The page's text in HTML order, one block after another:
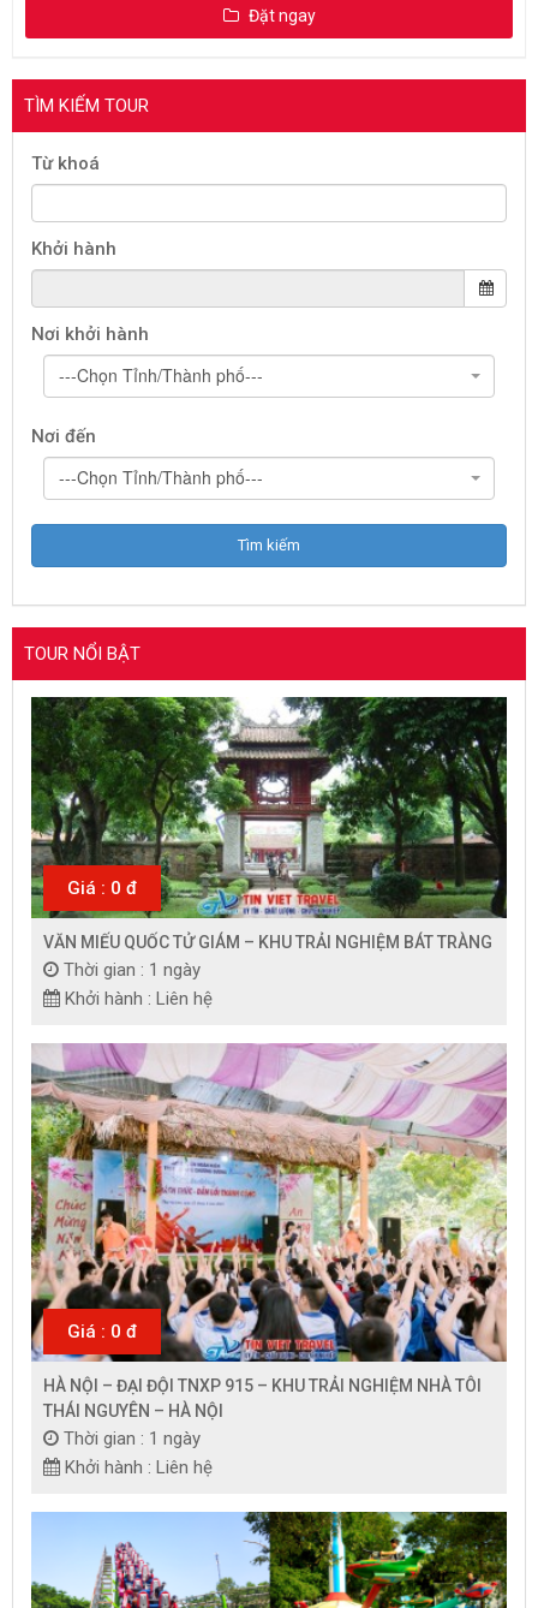
Đặt ngay
TÌM KIẾM TOUR
Từ khoá
Khởi hành
Nơi khởi hành
---Chọn Tỉnh/Thành phố---
Nơi đến
---Chọn Tỉnh/Thành phố---
TOUR NỔI BẬT
Giá : 0 đ
VĂN MIẾU QUỐC TỬ GIÁM – KHU TRẢI NGHIỆM BÁT TRÀNG
Thời gian : 1 ngày
Khởi hành : Liên hệ
Giá : 0 đ
HÀ NỘI – ĐẠI ĐỘI TNXP 915 – KHU TRẢI NGHIỆM NHÀ TÔI
THÁI NGUYÊN – HÀ NỘI
Thời gian : 1 ngày
Khởi hành : Liên hệ